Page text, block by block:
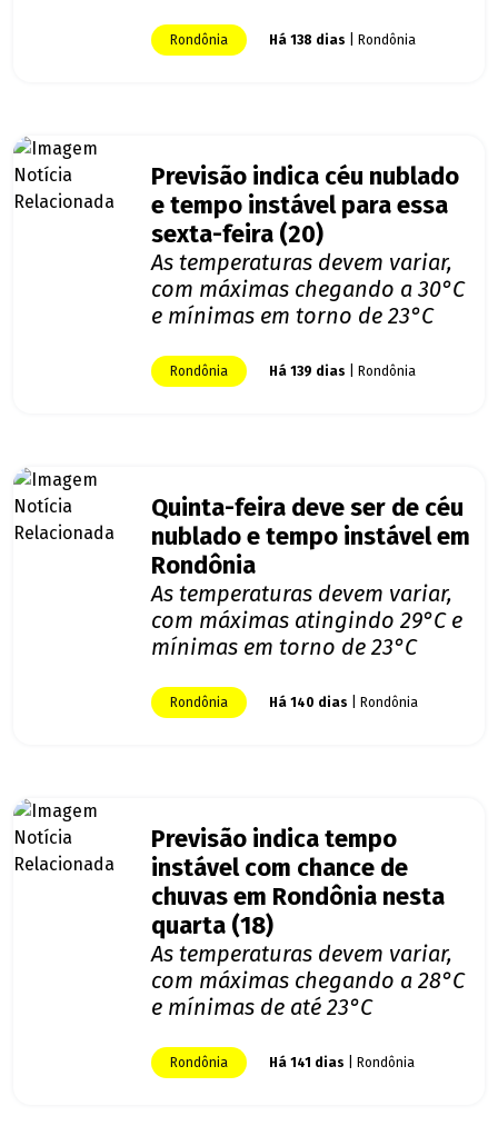
Rondônia Há 138 dias | Rondônia
Previsão indica céu nublado
e tempo instável para essa
sexta-feira (20)
As temperaturas devem variar,
com máximas chegando a 30°C
e mínimas em torno de 23°C
Rondônia Há 139 dias | Rondônia
Quinta-feira deve ser de céu
nublado e tempo instável em
Rondônia
As temperaturas devem variar,
com máximas atingindo 29°C e
mínimas em torno de 23°C
Rondônia Há 140 dias | Rondônia
Previsão indica tempo
instável com chance de
chuvas em Rondônia nesta
quarta (18)
As temperaturas devem variar,
com máximas chegando a 28°C
e mínimas de até 23°C
Rondônia Há 141 dias | Rondônia